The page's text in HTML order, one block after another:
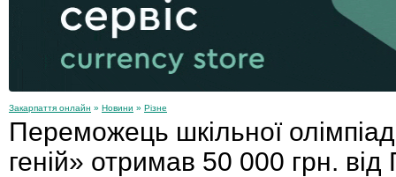
Закарпаття онлайн » Новини » Різне
Переможець шкільної
геній» отримав 50 000 грн.